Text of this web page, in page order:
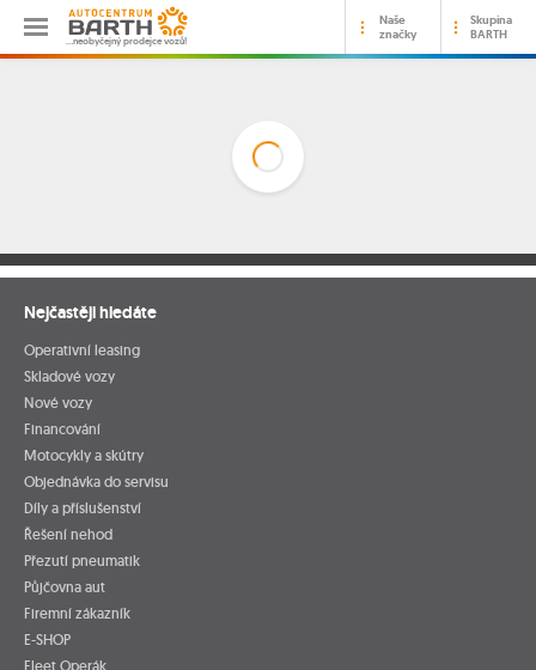
…neobyčejný prodejce vozů!
Naše
značky
Skupina
BARTH
Nejčastěji hledáte
Operativní leasing
Skladové vozy
Nové vozy
Financování
Motocykly a skútry
Objednávka do servisu
Díly a příslušenství
Řešení nehod
Přezutí pneumatik
Půjčovna aut
Firemní zákazník
E-SHOP
Fleet Operák